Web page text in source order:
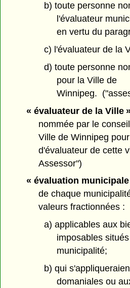
b) toute personne
l'évaluateur
en vertu du
c) l'évaluateur de la
d) toute personne
pour la Ville de
Winnipeg.
« évaluateur de la Ville
nommée par le
Ville de Winnipeg
d'évaluateur de cette
Assessor")
« évaluation
de chaque
valeurs fractionnées :
a) applicables aux
imposables
municipalité;
b) qui
domaniales ou